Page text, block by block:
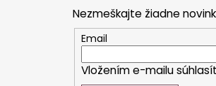
Nezmeškajte žiadne
Email
Vložením e-mailu